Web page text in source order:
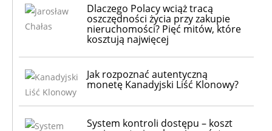
Dlaczego Polacy wciąż tracą
oszczędności życia przy zakupie
nieruchomości? Pięć mitów, które
kosztują najwięcej
Jak rozpoznać autentyczną
monetę Kanadyjski Liść Klonowy?
System kontroli dostępu – koszt